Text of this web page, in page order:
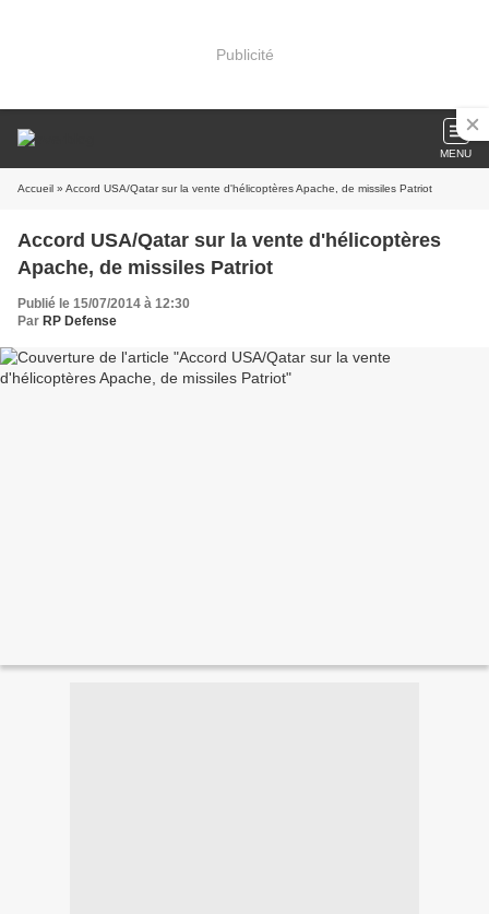
Publicité
MENU
Accueil » Accord USA/Qatar sur la vente d'hélicoptères Apache, de missiles Patriot
Accord USA/Qatar sur la vente d'hélicoptères
Apache, de missiles Patriot
Publié le 15/07/2014 à 12:30
Par RP Defense